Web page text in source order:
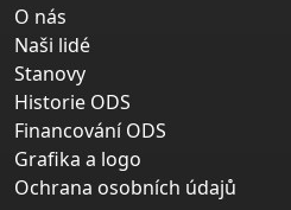
O nás
Naši lidé
Stanovy
Historie ODS
Financování ODS
Grafika a logo
Ochrana osobních údajů